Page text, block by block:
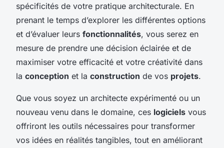
spécificités de votre pratique architecturale. En
prenant le temps d’explorer les différentes options
et d’évaluer leurs fonctionnalités, vous serez en
mesure de prendre une décision éclairée et de
maximiser votre efficacité et votre créativité dans
la conception et la construction de vos projets.
Que vous soyez un architecte expérimenté ou un
nouveau venu dans le domaine, ces logiciels vous
offriront les outils nécessaires pour transformer
vos idées en réalités tangibles, tout en améliorant